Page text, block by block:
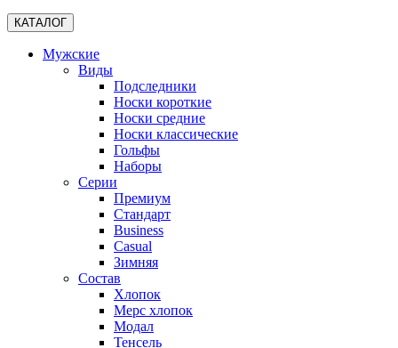
КАТАЛОГ
Мужские
Виды
Подследники
Носки короткие
Носки средние
Носки классические
Гольфы
Наборы
Серии
Премиум
Стандарт
Business
Casual
Зимняя
Состав
Хлопок
Мерс хлопок
Модал
Тенсель